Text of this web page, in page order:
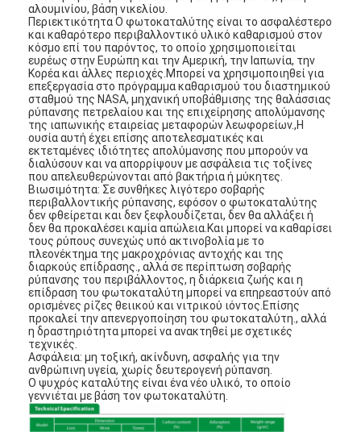
Σπίτι
αλουμινίου, βάση νικελίου.
Περιεκτικότητα Ο φωτοκαταλύτης είναι το ασφαλέστερο
και καθαρότερο περιβαλλοντικό υλικό καθαρισμού στον
κόσμο επί του παρόντος, το οποίο χρησιμοποιείται
ευρέως στην Ευρώπη και την Αμερική, την Ιαπωνία, την
Κορέα και άλλες περιοχές.Μπορεί να χρησιμοποιηθεί για
επεξεργασία στο πρόγραμμα καθαρισμού του διαστημικού
σταθμού της NASA, μηχανική υποβάθμισης της θαλάσσιας
ρύπανσης πετρελαίου και της επιχείρησης απολύμανσης
της ιαπωνικής εταιρείας μεταφορών λεωφορείων.,Η
ουσία αυτή έχει επίσης αποτελεσματικές και
εκτεταμένες ιδιότητες απολύμανσης που μπορούν να
διαλύσουν και να απορρίψουν με ασφάλεια τις τοξίνες
που απελευθερώνονται από βακτήρια ή μύκητες.
Βιωσιμότητα: Σε συνθήκες λιγότερο σοβαρής
περιβαλλοντικής ρύπανσης, εφόσον ο φωτοκαταλύτης
δεν φθείρεται και δεν ξεφλουδίζεται, δεν θα αλλάξει ή
δεν θα προκαλέσει καμία απώλεια.Και μπορεί να καθαρίσει
τους ρύπους συνεχώς υπό ακτινοβολία με το
πλεονέκτημα της μακροχρόνιας αντοχής και της
διαρκούς επίδρασης., αλλά σε περίπτωση σοβαρής
ρύπανσης του περιβάλλοντος, η διάρκεια ζωής και η
επίδραση του φωτοκαταλύτη μπορεί να επηρεαστούν από
ορισμένες ρίζες θειικού και νιτρικού ιόντος.Επίσης
προκαλεί την απενεργοποίηση του φωτοκαταλύτη., αλλά
η δραστηριότητα μπορεί να ανακτηθεί με σχετικές
τεχνικές.
Ασφάλεια: μη τοξική, ακίνδυνη, ασφαλής για την
ανθρώπινη υγεία, χωρίς δευτερογενή ρύπανση.
Ο ψυχρός καταλύτης είναι ένα νέο υλικό, το οποίο
γεννιέται με βάση τον φωτοκαταλύτη.